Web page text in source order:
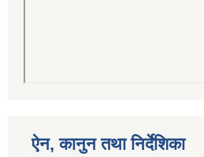
ऐन, कानुन तथा निर्देशिका